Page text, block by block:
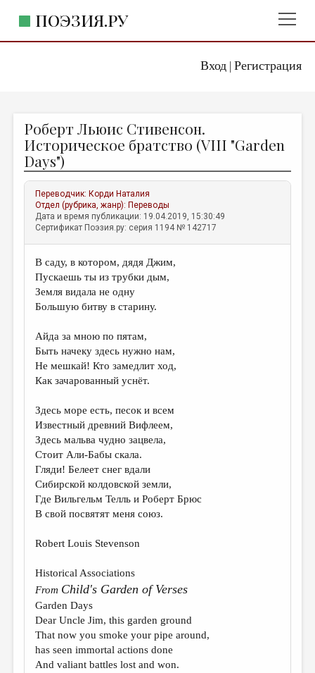
Вход| Регистрация
ПОЭЗИЯ.РУ
ЖАНРЫ
АВТОРЫ
КОММЕНТАРИИ
ЛИТСАЛОН
НОВОСТИ
ПРАВИЛА САЙТА
ОТДЕЛЫ И РУБРИКИ
ИЗБРАННОЕ
ДАЙДЖЕСТ
ПРОИЗВЕДЕНИЯ
ПЕРЕВОДЫ
КОНКУРСЫ
ДЕТСКАЯ КОМНАТА
КНИЖНАЯ ПОЛКА
ОБЗОР ЛИТЕРАТУРЫ
СТРАНИЦЫ ПАМЯТИ
РЕДКОЛЛЕГИЯ
ОТ РЕДАКЦИИ
МАЛАЯ ПРОЗА
ЭССЕИСТИКА
Роберт Льюис Стивенсон.
Историческое братство (VIII "Garden
Days")
Переводчик: Корди Наталия
Отдел (рубрика, жанр): Переводы
Дата и время публикации: 19.04.2019, 15:30:49
Сертификат Поэзия.ру: серия 1194 № 142717
В саду, в котором, дядя Джим,
Пускаешь ты из трубки дым,
Земля видала не одну
Большую битву в старину.
Айда за мною по пятам,
Быть начеку здесь нужно нам,
Не мешкай! Кто замедлит ход,
Как зачарованный уснёт.
Здесь море есть, песок и всем
Известный древний Вифлеем,
Здесь мальва чудно зацвела,
Стоит Али-Бабы скала.
Гляди! Белеет снег вдали
Сибирской колдовской земли,
Где Вильгельм Телль и Роберт Брюс
В свой посвятят меня союз.
Robert Louis Stevenson
Historical Associations
From Child's Garden of Verses
Garden Days
Dear Uncle Jim, this garden ground
That now you smoke your pipe around,
has seen immortal actions done
And valiant battles lost and won.